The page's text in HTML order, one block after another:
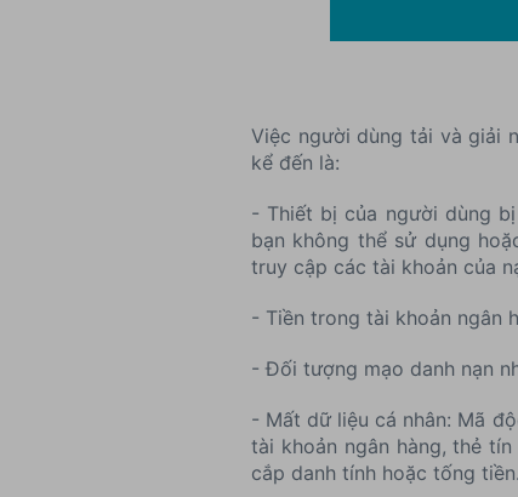
Việc người dùng tải và giải
kể đến là:
- Thiết bị của người dùng
bạn không thể sử dụng
truy cập các tài khoản của
- Tiền trong tài khoản ngân
- Đối tượng mạo danh nạn
- Mất dữ liệu cá nhân: Mã
tài khoản ngân hàng, thẻ
cắp danh tính hoặc tống tiền.